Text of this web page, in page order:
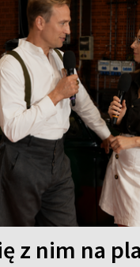
z nim na